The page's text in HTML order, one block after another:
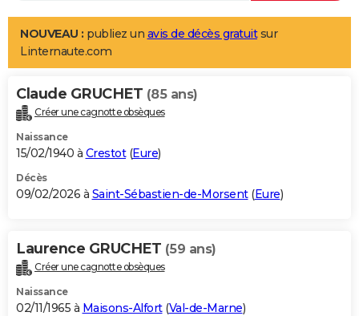
LIFESTYLE
Art de vivre
Bien-être
Loisirs
Mode
Modes de vie
Alimentation
Guide de la santé
Maladies
Médicaments
Sommeil
VOYAGE
Destinations
City break
Voyage nature
Voyage de noces
Forum
Climat
+PHOTO
GUIDES D'ACHAT
BONS PLANS
Carte de Noël
Carte Bonne année
Carte Saint-Valentin
Carte Pâques
Carte d'anniversaire
DICTIONNAIRE
Dictionnaire
Biographies
Citations
Expressions
Proverbes
PROGRAMME TV
NOUVEAU : publiez un avis de décès gratuitsur
Linternaute.com
Claude GRUCHET (85 ans)
Créer une cagnotte obsèques
Naissance
15/02/1940 à Crestot(Eure)
Décès
09/02/2026 à Saint-Sébastien-de-Morsent(Eure)
Laurence GRUCHET (59 ans)
Créer une cagnotte obsèques
Naissance
02/11/1965 à Maisons-Alfort(Val-de-Marne)